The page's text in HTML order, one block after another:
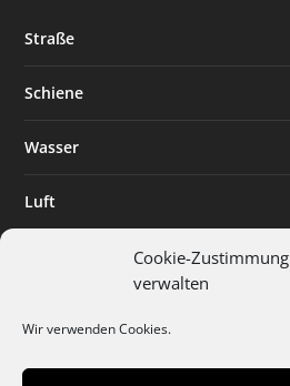
Cookie-Zustimmung
verwalten
Wir verwenden Cookies.
Straße
Schiene
Wasser
Luft
Digitalisierung